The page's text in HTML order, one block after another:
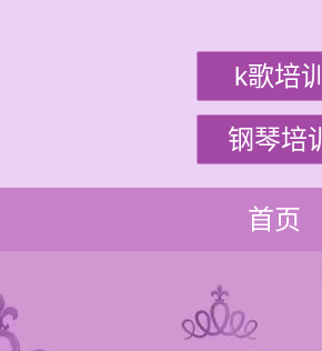
k歌培训
钢琴培训
首页